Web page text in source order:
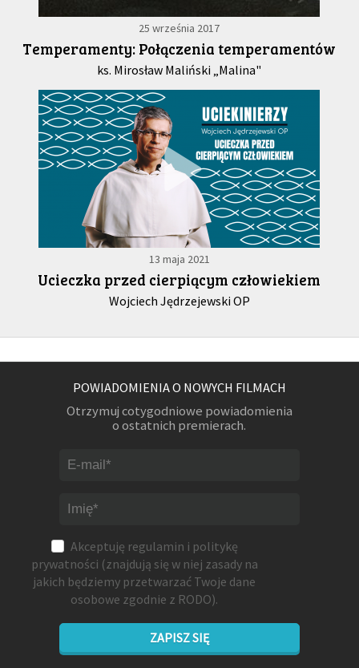
25 września 2017
Temperamenty: Połączenia temperamentów
ks. Mirosław Maliński „Malina"
13 maja 2021
Ucieczka przed cierpiącym człowiekiem
Wojciech Jędrzejewski OP
POWIADOMIENIA O NOWYCH FILMACH
Otrzymuj cotygodniowe powiadomienia
o ostatnich premierach.
Akceptuję regulamin i politykę
prywatności (znajdują się w niej zasady na
jakich będziemy przetwarzać Twoje dane
osobowe zgodnie z RODO).
ZAPISZ SIĘ